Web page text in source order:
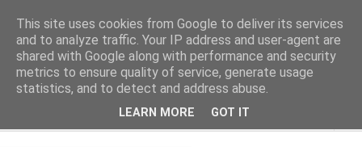
Regensburger Tagebuch
Notizen aus der nördlichsten Stadt Italiens
This site uses cookies from Google to deliver its services
and to analyze traffic. Your IP address and user-agent are
shared with Google along with performance and security
metrics to ensure quality of service, generate usage
statistics, and to detect and address abuse.
LEARN MORE GOT IT